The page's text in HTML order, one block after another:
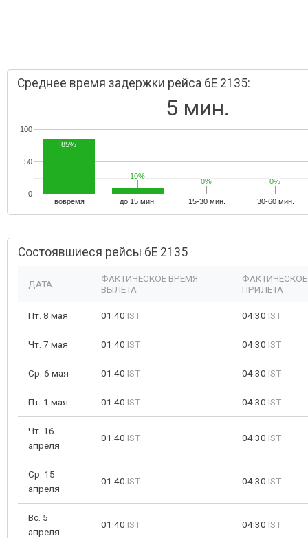
Среднее время задержки рейса 6E 2135:
5 мин.
вовремя до 15 мин. 15-30 мин. 30-60 мин.
0
50
100
85%
10%
10%
0%
0% 0%
0%
Состоявшиеся рейсы 6E 2135
ДАТА
ФАКТИЧЕСКОЕ ВРЕМЯ
ВЫЛЕТА
ПРИЛЕТА
Пт. 8 мая 01:40 IST 04:30 IST
Чт. 7 мая 01:40 IST 04:30 IST
Ср. 6 мая 01:40 IST 04:30 IST
Пт. 1 мая 01:40 IST 04:30 IST
Чт. 16
апреля
01:40 IST 04:30 IST
Ср. 15
апреля
01:40 IST 04:30 IST
Вс. 5
апреля
01:40 IST 04:30 IST